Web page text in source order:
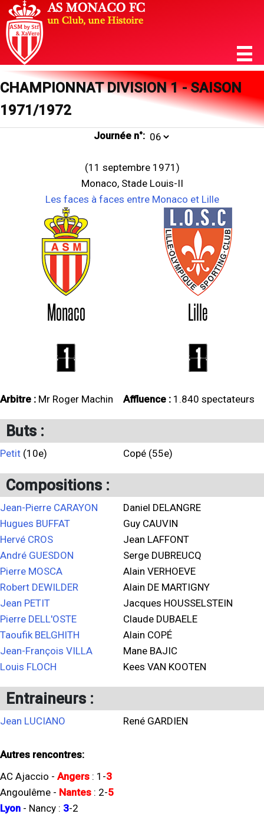
CHAMPIONNAT DIVISION 1 - SAISON
1971/1972
Journée n°:
(11 septembre 1971)
Monaco, Stade Louis-II
Les faces à faces entre Monaco et Lille
Monaco Lille
1 1
Arbitre : Mr Roger Machin Affluence : 1.840 spectateurs
Buts :
Petit (10e) Copé (55e)
Compositions :
Jean-Pierre CARAYON
Hugues BUFFAT
Hervé CROS
André GUESDON
Pierre MOSCA
Robert DEWILDER
Jean PETIT
Pierre DELL'OSTE
Taoufik BELGHITH
Jean-François VILLA
Louis FLOCH
Daniel DELANGRE
Guy CAUVIN
Jean LAFFONT
Serge DUBREUCQ
Alain VERHOEVE
Alain DE MARTIGNY
Jacques HOUSSELSTEIN
Claude DUBAELE
Alain COPÉ
Mane BAJIC
Kees VAN KOOTEN
Entraineurs :
Jean LUCIANO René GARDIEN
Autres rencontres:
AC Ajaccio - Angers : 1 -3
Angoulême - Nantes : 2-5
Lyon - Nancy : 3-2